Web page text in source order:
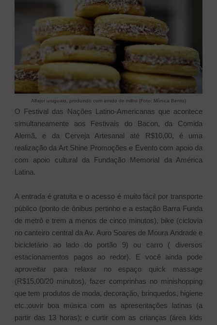
Alfajor uruguaio, produzido com amido de milho (Foto: Mônica Bento)
O Festival das Nações Latino-Americanas que acontece
simultaneamente aos Festivais do Bacon, da Comida
Alemã, e da Cerveja Artesanal até R$10,00, é uma
realização da Art Shine Promoções e Evento com apoio da
com apoio cultural da Fundação Memorial da América
Latina.
A entrada é gratuita e o acesso é muito fácil por transporte
público (ponto de ônibus pertinho e a estação Barra Funda
de metrô e trem a menos de cinco minutos), bike (ciclovia
no canteiro central da Av. Auro Soares de Moura Andrade e
bicicletário ao lado do portão 9) ou carro ( diversos
estacionamentos pagos ao redor). E você ainda pode
aproveitar para relaxar no espaço quick massage
(R$15,00/20 minutos), fazer comprinhas no minishopping
que tem produtos de moda, decoração, brinquedos, higiene
etc.;ouvir boa música com as apresentações latinas (a
partir das 13 horas); e curtir com as crianças (área kids